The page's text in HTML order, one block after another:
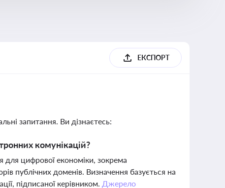
ЕКСПОРТ
запитання. Ви дізнаєтесь:
комунікацій?
для цифрової економіки, зокрема
публічних доменів. Визначення базується на
підписаної керівником. Джерело